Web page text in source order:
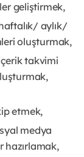
geliştirmek,
aylık/
oluşturmak,
takvimi
etmek,
medya
hazırlamak,